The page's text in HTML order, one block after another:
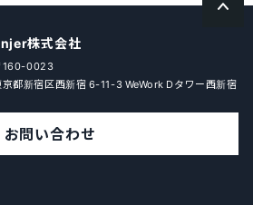
株式会社
160-0023
京都新宿区西新宿 6-11-3 WeWork Dタワー西新宿
お問い合わせ